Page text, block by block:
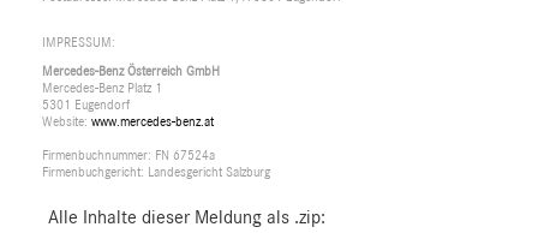
IMPRESSUM:
Mercedes-Benz Österreich GmbH
Mercedes-Benz Platz 1
5301 Eugendorf
Website: www.mercedes-benz.at
Firmenbuchnummer: FN 67524a
Firmenbuchgericht: Landesgericht Salzburg
Alle Inhalte dieser Meldung als .zip: